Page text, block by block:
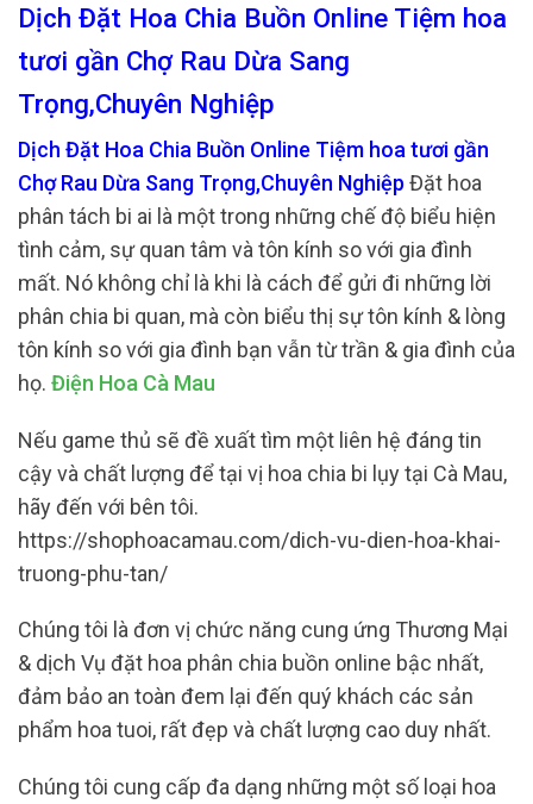
Dịch Đặt Hoa Chia Buồn Online Tiệm hoa
tươi gần Chợ Rau Dừa Sang
Trọng,Chuyên Nghiệp
Dịch Đặt Hoa Chia Buồn Online Tiệm hoa tươi gần
Chợ Rau Dừa Sang Trọng,Chuyên Nghiệp Đặt hoa
phân tách bi ai là một trong những chế độ biểu hiện
tình cảm, sự quan tâm và tôn kính so với gia đình
mất. Nó không chỉ là khi là cách để gửi đi những lời
phân chia bi quan, mà còn biểu thị sự tôn kính & lòng
tôn kính so với gia đình bạn vẫn từ trần & gia đình của
họ. Điện Hoa Cà Mau
Nếu game thủ sẽ đề xuất tìm một liên hệ đáng tin
cậy và chất lượng để tại vị hoa chia bi lụy tại Cà Mau,
hãy đến với bên tôi.
https://shophoacamau.com/dich-vu-dien-hoa-khai-
truong-phu-tan/
Chúng tôi là đơn vị chức năng cung ứng Thương Mại
& dịch Vụ đặt hoa phân chia buồn online bậc nhất,
đảm bảo an toàn đem lại đến quý khách các sản
phẩm hoa tuoi, rất đẹp và chất lượng cao duy nhất.
Chúng tôi cung cấp đa dạng những một số loại hoa